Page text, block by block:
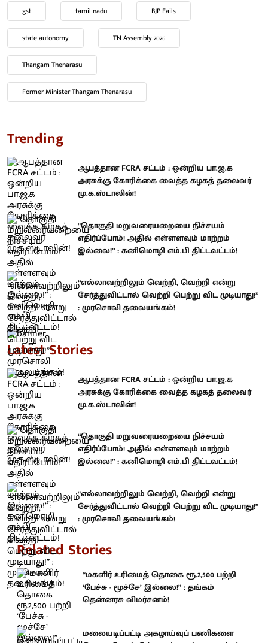
gst tamil nadu BJP Fails
state autonomy TN Assembly 2026
Thangam Thenarasu
Former Minister Thangam Thenarasu
Trending
ஆபத்தான FCRA சட்டம் : ஒன்றிய பா.ஜ.க
அரசுக்கு கோரிக்கை வைத்த கழகத் தலைவர்
மு.க.ஸ்டாலின்!
“தொகுதி மறுவரையறையை நிச்சயம்
எதிர்ப்போம்! அதில் எள்ளளவும் மாற்றம்
இல்லை!” : கனிமொழி எம்.பி திட்டவட்டம்!
“எல்லாவற்றிலும் வெற்றி, வெற்றி என்று
சேர்த்துவிட்டால் வெற்றி பெற்று விட முடியாது!”
: முரசொலி தலையங்கம்!
Latest Stories
ஆபத்தான FCRA சட்டம் : ஒன்றிய பா.ஜ.க
அரசுக்கு கோரிக்கை வைத்த கழகத் தலைவர்
மு.க.ஸ்டாலின்!
“தொகுதி மறுவரையறையை நிச்சயம்
எதிர்ப்போம்! அதில் எள்ளளவும் மாற்றம்
இல்லை!” : கனிமொழி எம்.பி திட்டவட்டம்!
“எல்லாவற்றிலும் வெற்றி, வெற்றி என்று
சேர்த்துவிட்டால் வெற்றி பெற்று விட முடியாது!”
: முரசொலி தலையங்கம்!
Related Stories
“மகளிர் உரிமைத் தொகை ரூ.2,500 பற்றி
‘பேச்சு - மூச்சே’ இல்லை!” : தங்கம்
தென்னரசு விமர்சனம்!
மலையடிப்பட்டி அகழாய்வுப் பணிகளை